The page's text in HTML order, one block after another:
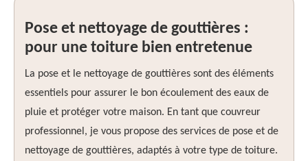
Pose et nettoyage de gouttières :
pour une toiture bien entretenue
La pose et le nettoyage de gouttières sont des éléments
essentiels pour assurer le bon écoulement des eaux de
pluie et protéger votre maison. En tant que couvreur
professionnel, je vous propose des services de pose et de
nettoyage de gouttières, adaptés à votre type de toiture.